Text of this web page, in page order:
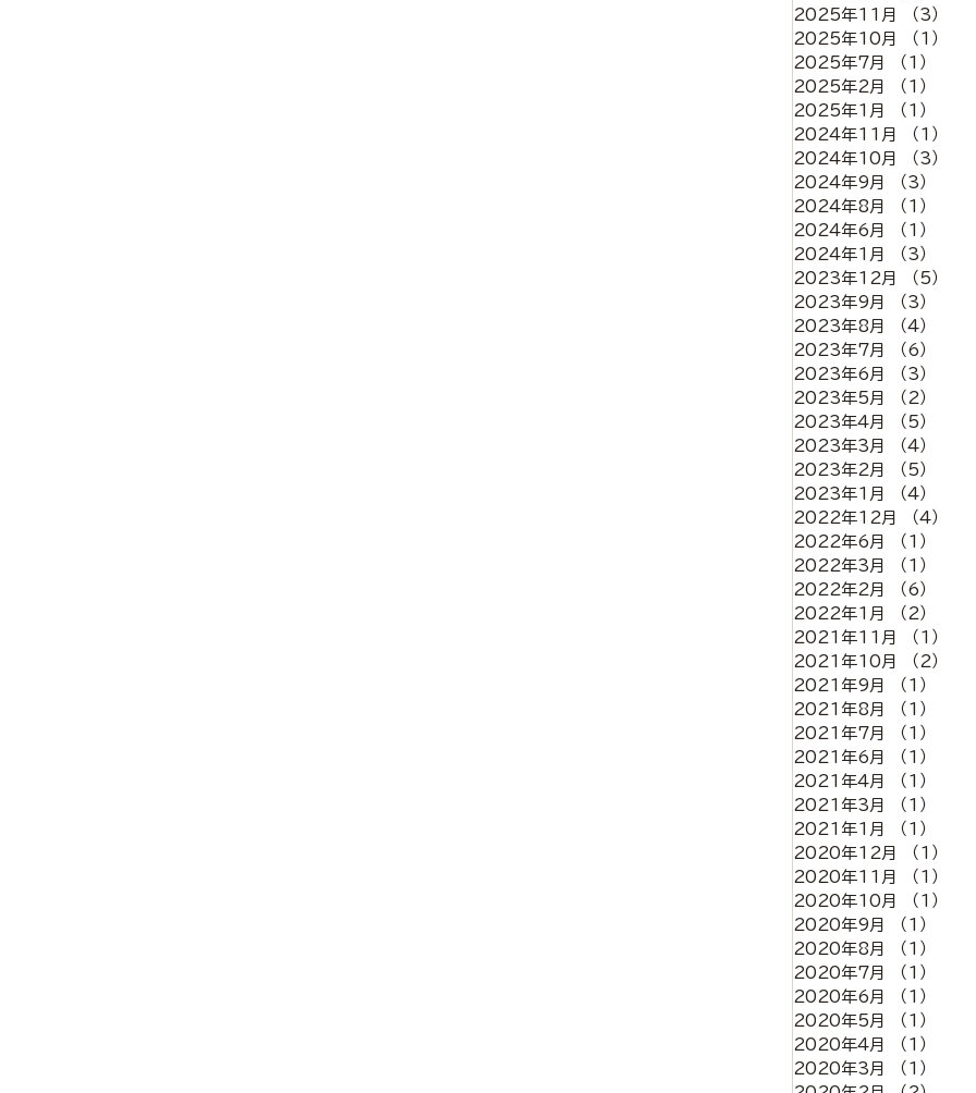
2025年11月
（3）
2025年10月
（1）
2025年7月
（1）
2025年2月
（1）
2025年1月
（1）
2024年11月
（1）
2024年10月
（3）
2024年9月
（3）
2024年8月
（1）
2024年6月
（1）
2024年1月
（3）
2023年12月
（5）
2023年9月
（3）
2023年8月
（4）
2023年7月
（6）
2023年6月
（3）
2023年5月
（2）
2023年4月
（5）
2023年3月
（4）
2023年2月
（5）
2023年1月
（4）
2022年12月
（4）
2022年6月
（1）
2022年3月
（1）
2022年2月
（6）
2022年1月
（2）
2021年11月
（1）
2021年10月
（2）
2021年9月
（1）
2021年8月
（1）
2021年7月
（1）
2021年6月
（1）
2021年4月
（1）
2021年3月
（1）
2021年1月
（1）
2020年12月
（1）
2020年11月
（1）
2020年10月
（1）
2020年9月
（1）
2020年8月
（1）
2020年7月
（1）
2020年6月
（1）
2020年5月
（1）
2020年4月
（1）
2020年3月
（1）